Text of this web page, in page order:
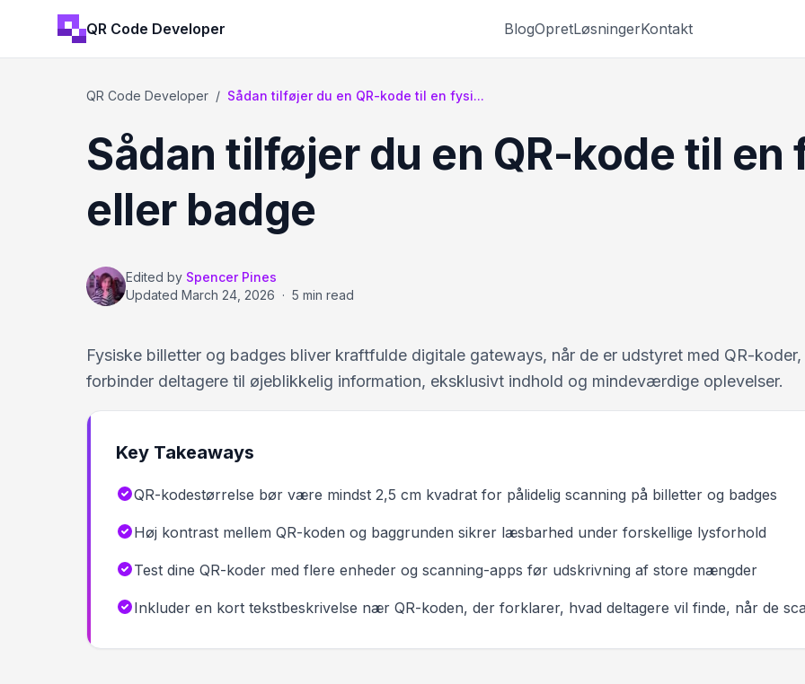
QR Code Developer BlogOpretLøsningerKontakt
QR Code Developer / Sådan tilføjer du en QR-kode til en fysi...
Sådan tilføjer du en QR-kode til
eller badge
Edited by Spencer Pines
Updated March 24, 2026 · 5 min read
Fysiske billetter og badges bliver kraftfulde digitale gateways, når de er udstyret med QR-koder,
forbinder deltagere til øjeblikkelig information, eksklusivt indhold og mindeværdige oplevelser.
Key Takeaways
QR-kodestørrelse bør være mindst 2,5 cm kvadrat for pålidelig scanning på billetter og badges
Høj kontrast mellem QR-koden og baggrunden sikrer læsbarhed under forskellige lysforhold
Test dine QR-koder med flere enheder og scanning-apps før udskrivning af store mængder
Inkluder en kort tekstbeskrivelse nær QR-koden, der forklarer, hvad deltagere vil finde, når de